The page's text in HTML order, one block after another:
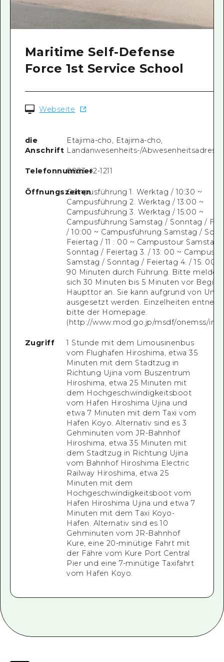
Maritime Self-Defense
Force 1st Service School
Webseite
die
Anschrift
Etajima-cho, Etajima-cho,
Landanwesenheits-/Abwesenheitsadresse
Telefonnummer
0823-42-1211
ÖffnungszeitenCampusführung 1. Werktag / 10:30 ~
Campusführung 2. Werktag / 13:00 ~
Campusführung 3. Werktag / 15:00 ~
Campusführung Samstag / Sonntag /
/ 10:00 ~ Campusführung Samstag /
Feiertag / 11 : 00 ~ Campustour Samstag /
Sonntag / Feiertag 3. / 13: 00 ~
Samstag / Sonntag / Feiertag 4. / 15: 00 ~
90 Minuten durch Führung. Bitte melden
sich 30 Minuten bis 5 Minuten vor
Haupttor an. Sie kann aufgrund von
ausgesetzt werden. Einzelheiten
bitte der Homepage.
(http://www.mod.go.jp/msdf/onemss/
Zugriff
1 Stunde mit dem Limousinenbus
vom Flughafen Hiroshima, etwa 35
Minuten mit dem Stadtzug in
Richtung Ujina vom Buszentrum
Hiroshima, etwa 25 Minuten mit
dem Hochgeschwindigkeitsboot
vom Hafen Hiroshima Ujina und
etwa 7 Minuten mit dem Taxi vom
Hafen Koyo. Alternativ sind es 3
Gehminuten vom JR-Bahnhof
Hiroshima, etwa 35 Minuten mit
dem Stadtzug in Richtung Ujina
vom Bahnhof Hiroshima Electric
Railway Hiroshima, etwa 25
Minuten mit dem
Hochgeschwindigkeitsboot vom
Hafen Hiroshima Ujina und etwa 7
Minuten mit dem Taxi Koyo-
Hafen. Alternativ sind es 10
Gehminuten vom JR-Bahnhof
Kure, eine 20-minütige Fahrt mit
der Fähre vom Kure Port Central
Pier und eine 7-minütige Taxifahrt
vom Hafen Koyo.